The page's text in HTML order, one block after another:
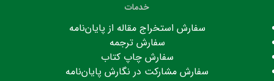
خدمات
سفارش استخراج مقاله از پایان‌نامه
سفارش ترجمه
سفارش چاپ کتاب
سفارش مشارکت در نگارش پایان‌نامه